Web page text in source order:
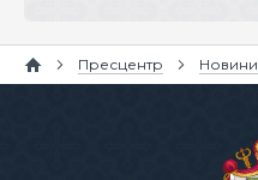
Пресцентр Новини